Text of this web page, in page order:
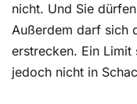
kreative
Absage mit
nicht. Und Sie
Außerdem darf sich
erstrecken. Ein
jedoch nicht in